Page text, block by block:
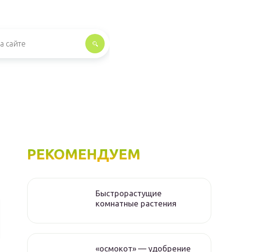
РЕКОМЕНДУЕМ
Быстрорастущие
комнатные растения
«осмокот» — удобрение